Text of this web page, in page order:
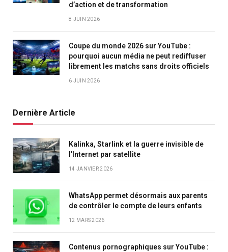
d’action et de transformation
8 JUIN 2026
Coupe du monde 2026 sur YouTube :
pourquoi aucun média ne peut rediffuser
librement les matchs sans droits officiels
6 JUIN 2026
Dernière Article
Kalinka, Starlink et la guerre invisible de
l’Internet par satellite
14 JANVIER 2026
WhatsApp permet désormais aux parents
de contrôler le compte de leurs enfants
12 MARS 2026
Contenus pornographiques sur YouTube :